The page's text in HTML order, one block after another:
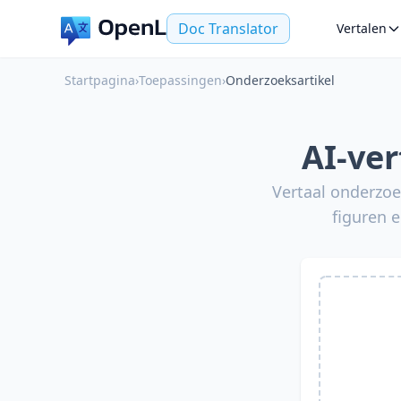
Doc Translator Vertalen
Startpagina›Toepassingen›Onderzoeksartikel
AI-
Vertaal
figuren